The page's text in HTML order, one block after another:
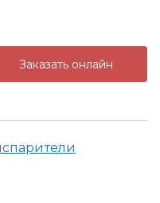
Заказать онлайн